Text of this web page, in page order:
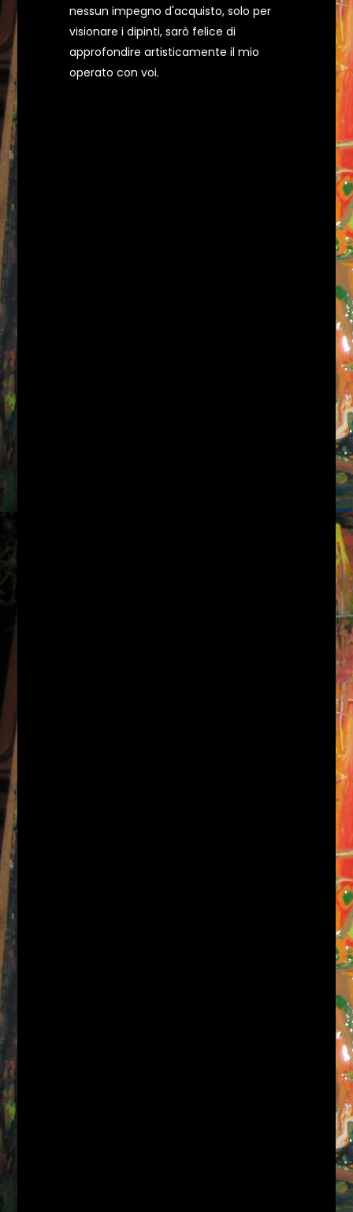
nessun impegno d'acquisto, solo per
visionare i dipinti, sarò felice di
approfondire artisticamente il mio
operato con voi.